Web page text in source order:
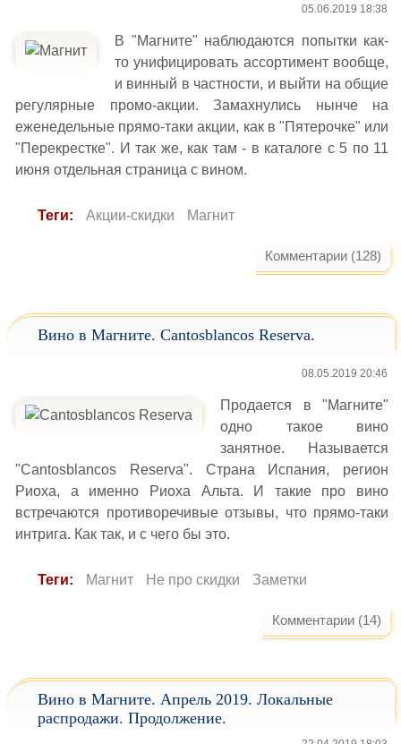
05.06.2019 18:38
В "Магните" наблюдаются попытки как-
то унифицировать ассортимент вообще,
и винный в частности, и выйти на общие
регулярные промо-акции. Замахнулись нынче на
еженедельные прямо-таки акции, как в "Пятерочке" или
"Перекрестке". И так же, как там - в каталоге с 5 по 11
июня отдельная страница с вином.
Теги: Акции-скидки Магнит
Комментарии (128)
Вино в Магните. Cantosblancos Reserva.
08.05.2019 20:46
Продается в "Магните"
одно такое вино
занятное. Называется
"Cantosblancos Reserva". Страна Испания, регион
Риоха, а именно Риоха Альта. И такие про вино
встречаются противоречивые отзывы, что прямо-таки
интрига. Как так, и с чего бы это.
Теги: Магнит Не про скидки Заметки
Комментарии (14)
Вино в Магните. Апрель 2019. Локальные
распродажи. Продолжение.